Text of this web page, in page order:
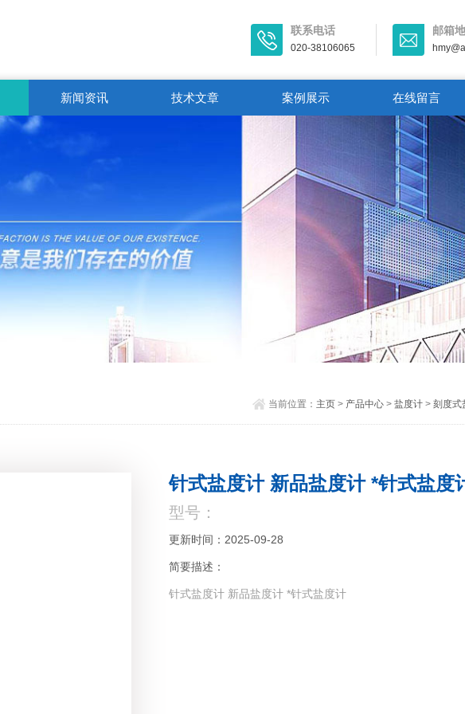
联系电话
020-38106065
邮箱
新闻资讯 技术文章 案例展示 在线留言
当前位置： 主页> 产品中心> 盐度计> 刻度式
针式盐度计 新品盐度计 *针式盐度
型号：
更新时间：2025-09-28
简要描述：
针式盐度计 新品盐度计 *针式盐度计